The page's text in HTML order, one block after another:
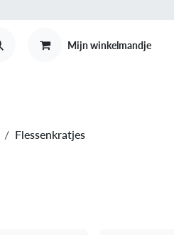
Mijn winkelmandje
Flessenkratjes